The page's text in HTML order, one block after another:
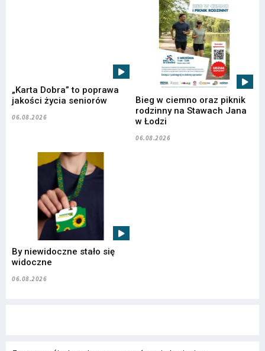
„Karta Dobra” to poprawa
jakości życia seniorów
06.08.2026
Bieg w ciemno oraz piknik
rodzinny na Stawach Jana
w Łodzi
06.08.2026
By niewidoczne stało się
widoczne
06.08.2026